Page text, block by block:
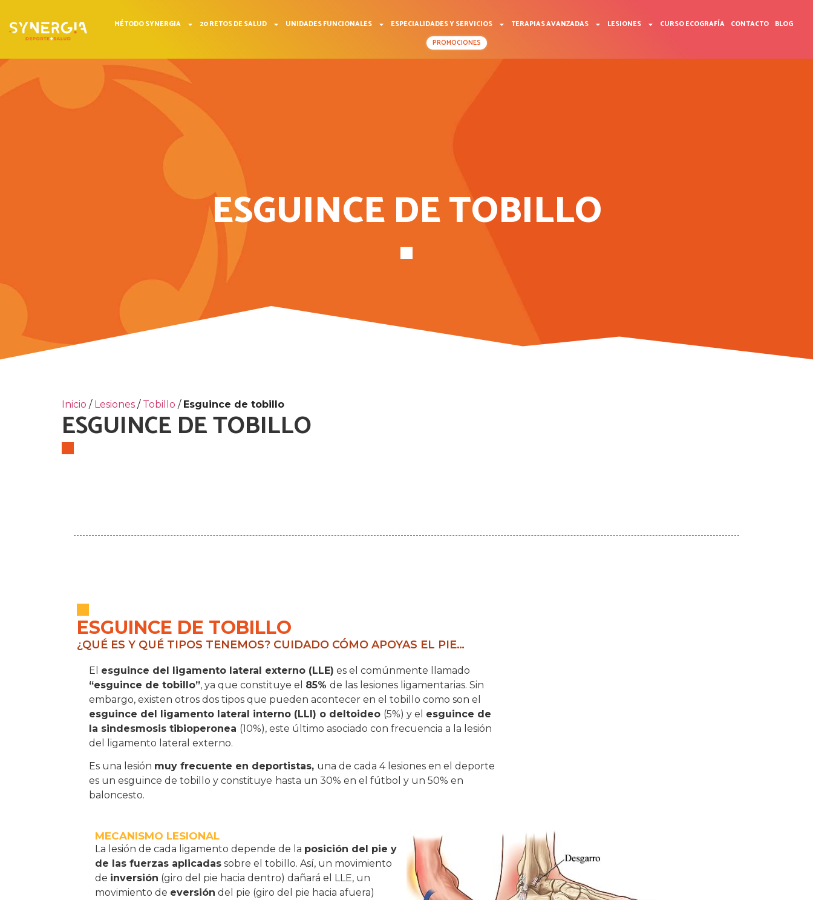
MÉTODO SYNERGIA 20 RETOS DE SALUD UNIDADES FUNCIONALES ESPECIALIDADES Y SERVICIOS TERAPIAS AVANZADAS LESIONES CURSO ECOGRAFÍA CONTACTO
BLOG
PROMOCIONES
ESGUINCE DE TOBILLO
Inicio / Lesiones / Tobillo / Esguince de tobillo
ESGUINCE DE TOBILLO
ESGUINCE DE TOBILLO
¿QUÉ ES Y QUÉ TIPOS TENEMOS? CUIDADO CÓMO APOYAS EL PIE…
El esguince del ligamento lateral externo (LLE) es el comúnmente llamado
“esguince de tobillo”, ya que constituye el 85% de las lesiones ligamentarias. Sin
embargo, existen otros dos tipos que pueden acontecer en el tobillo como son el
esguince del ligamento lateral interno (LLI) o deltoideo (5%) y el esguince de
la sindesmosis tibioperonea (10%), este último asociado con frecuencia a la lesión
del ligamento lateral externo.
Es una lesión muy frecuente en deportistas, una de cada 4 lesiones en el deporte
es un esguince de tobillo y constituye hasta un 30% en el fútbol y un 50% en
baloncesto.
MECANISMO LESIONAL
La lesión de cada ligamento depende de la posición del pie y
de las fuerzas aplicadas sobre el tobillo. Así, un movimiento
de inversión (giro del pie hacia dentro) dañará el LLE, un
movimiento de eversión del pie (giro del pie hacia afuera)